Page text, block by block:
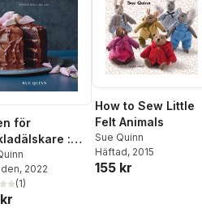
för
:
recept
, 2022
5 stjärnor. Totalt antal röster:
(1)
How to Sew Little
Felt Animals
Sue Quinn
Häftad, 2015
155 kr